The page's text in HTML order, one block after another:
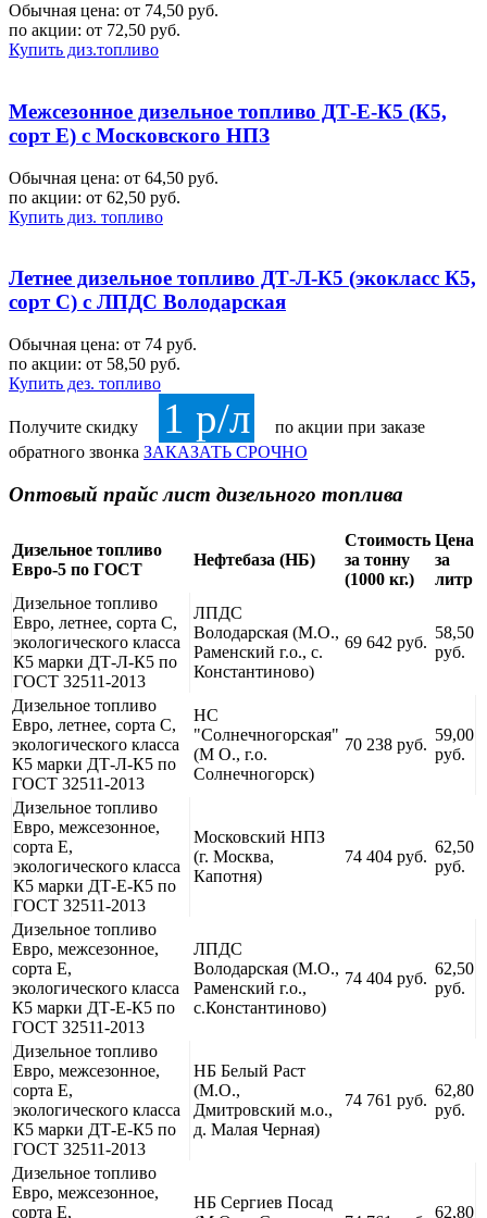
Обычная цена: от 74,50 руб.
по акции: от 72,50 руб.
Купить диз.топливо
Межсезонное дизельное топливо ДТ-Е-К5 (К5,
сорт Е) с Московского НПЗ
Обычная цена: от 64,50 руб.
по акции: от 62,50 руб.
Купить диз. топливо
Летнее дизельное топливо ДТ-Л-К5 (экокласс К5,
сорт С) с ЛПДС Володарская
Обычная цена: от 74 руб.
по акции: от 58,50 руб.
Купить дез. топливо
Получите скидку 1 р/л
по акции при заказе
обратного звонка ЗАКАЗАТЬ СРОЧНО
Оптовый прайс лист дизельного топлива
Дизельное топливо
Евро-5 по ГОСТ
Нефтебаза (НБ)
Стоимость
за тонну
(1000 кг.)
Цена
за
литр
Дизельное топливо
Евро, летнее, сорта С,
экологического класса
К5 марки ДТ-Л-К5 по
ГОСТ 32511-2013
ЛПДС
Володарская (М.О.,
Раменский г.о., с.
Константиново)
69 642 руб.
58,50
руб.
Дизельное топливо
Евро, летнее, сорта С,
экологического класса
К5 марки ДТ-Л-К5 по
ГОСТ 32511-2013
НС
"Солнечногорская"
(М О., г.о.
Солнечногорск)
70 238 руб.
59,00
руб.
Дизельное топливо
Евро, межсезонное,
сорта Е,
экологического класса
К5 марки ДТ-Е-К5 по
ГОСТ 32511-2013
Московский НПЗ
(г. Москва,
Капотня)
74 404 руб.
62,50
руб.
Дизельное топливо
Евро, межсезонное,
сорта Е,
экологического класса
К5 марки ДТ-Е-К5 по
ГОСТ 32511-2013
ЛПДС
Володарская (М.О.,
Раменский г.о.,
с.Константиново)
74 404 руб.
62,50
руб.
Дизельное топливо
Евро, межсезонное,
сорта Е,
экологического класса
К5 марки ДТ-Е-К5 по
ГОСТ 32511-2013
НБ Белый Раст
(М.О.,
Дмитровский м.о.,
д. Малая Черная)
74 761 руб.
62,80
руб.
Дизельное топливо
Евро, межсезонное,
сорта Е,
НБ Сергиев Посад
62,80